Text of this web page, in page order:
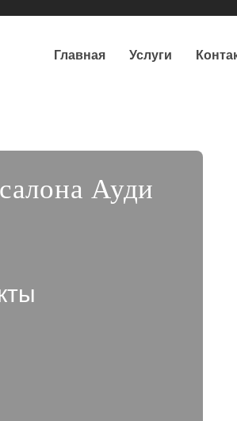
Главная Услуги
Ауди